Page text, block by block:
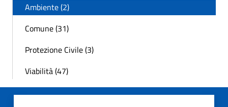
Ambiente (2)
Comune (31)
Protezione Civile (3)
Viabilità (47)